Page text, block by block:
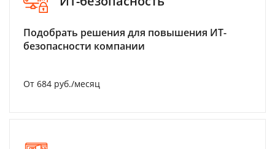
Подобрать решения для повышения ИТ-
безопасности компании
От 684 руб./месяц